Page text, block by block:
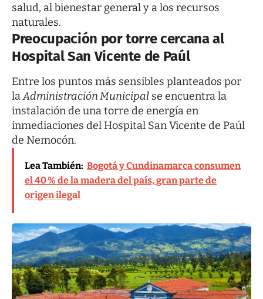
salud, al bienestar general y a los recursos
naturales.
Preocupación por torre cercana al
Hospital San Vicente de Paúl
Entre los puntos más sensibles planteados por
laAdministración Municipal se encuentra la
instalación de una torre de energía en
inmediaciones del Hospital San Vicente de Paúl
de Nemocón.
Lea También: Bogotá y Cundinamarca consumen
el 40 % de la madera del país, gran parte de
origen ilegal